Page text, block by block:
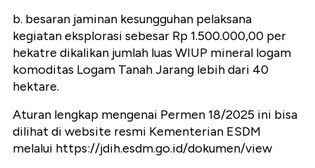
b. besaran jaminan kesungguhan pelaksana
kegiatan eksplorasi sebesar Rp 1.500.000,00 per
hekatre dikalikan jumlah luas WIUP mineral logam
komoditas Logam Tanah Jarang lebih dari 40
hektare.
Aturan lengkap mengenai Permen 18/2025 ini bisa
dilihat di website resmi Kementerian ESDM
melalui https://jdih.esdm.go.id/dokumen/view